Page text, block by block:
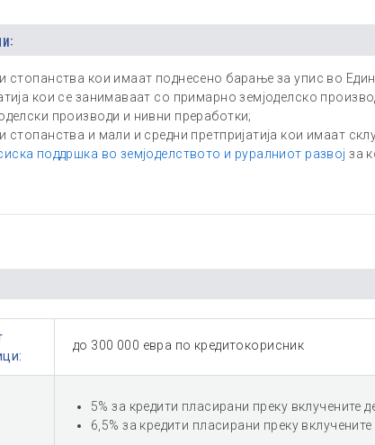
стопанства кои имаат поднесено барање за упис во
кои се занимаваат со примарно земјоделско
производи и нивни преработки;
стопанства и мали и средни претпријатија кои имаат
поддршка во земјоделството и руралниот развој за
до 300 000 евра по кредитокорисник
5% за кредити пласирани преку вклучените
6,5% за кредити пласирани преку